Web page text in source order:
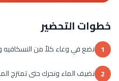
خطوات التحضير
1 نضع في وعاء كلاً من النسكافيه
2 نضيف الماء ونحرك حتى تمتزج